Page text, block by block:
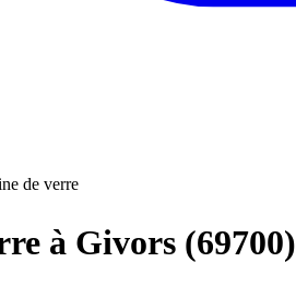
de verre
à Givors (69700)